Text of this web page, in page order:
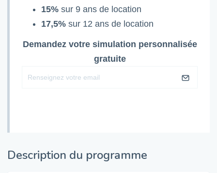
15% sur 9 ans de location
17,5% sur 12 ans de location
Demandez votre simulation personnalisée
gratuite
Description du programme